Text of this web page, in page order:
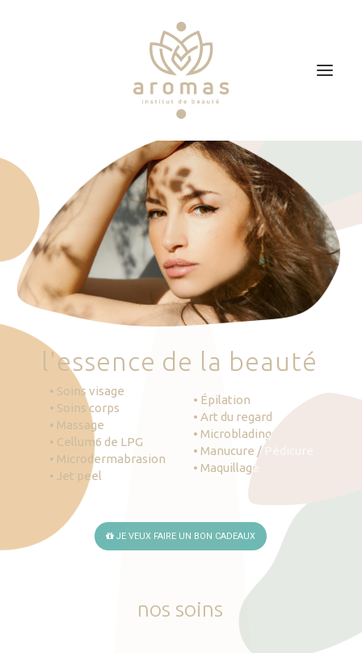
Soins
Je veux faire un bon cadeau
Plan d’accès
Prendre RDV
'essence de la beauté
• Soins visage
• Soins corps
• Massage
• Cellum6 de LPG
• Microdermabrasion
• Jet peel
• Épilation
• Art du regard
• Microblading
• Manucure / Pédicure
• Maquillage
JE VEUX FAIRE UN BON CADEAUX
nos soins